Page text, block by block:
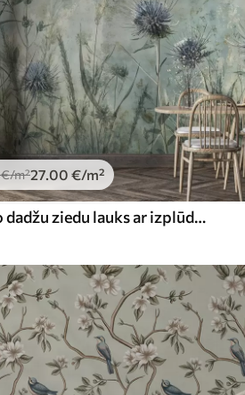
€/m²27 .00 €/m²
Violeto dadžu ziedu lauks ar izplūdušiem ziediem un lapotni senatnīgā tekstūras fonā